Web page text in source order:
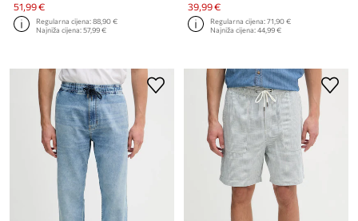
51,99 €
Regularna cijena:88,90 €
Najniža cijena:57,99 €
39,99 €
Regularna cijena:71,90 €
Najniža cijena:44,99 €